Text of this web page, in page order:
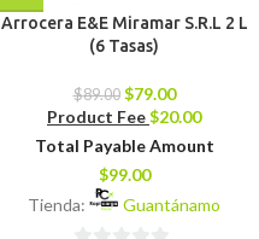
Arrocera E&E Miramar S.R.L 2 L
(6 Tasas)
$89.00 $79.00
Product Fee$20.00
Total Payable Amount
$99.00
Tienda:
Guantánamo